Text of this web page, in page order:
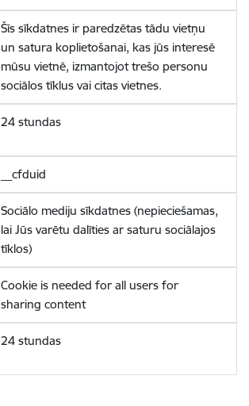
Šīs sīkdatnes ir paredzētas tādu vietņu
un satura koplietošanai, kas jūs interesē
mūsu vietnē, izmantojot trešo personu
sociālos tīklus vai citas vietnes.
24 stundas
__cfduid
Sociālo mediju sīkdatnes (nepieciešamas,
lai Jūs varētu dalīties ar saturu sociālajos
tīklos)
Cookie is needed for all users for
sharing content
24 stundas